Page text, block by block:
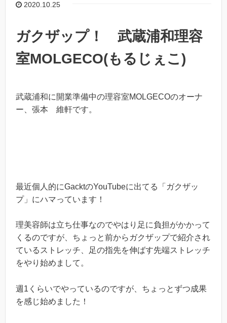
2020.10.25
ガクザップ！ 武蔵浦和理容
室MOLGECO(もるじぇこ)
武蔵浦和に開業準備中の理容室MOLGECOのオーナ
ー、張本 維軒です。
最近個人的にGacktのYouTubeに出てる「ガクザッ
プ」にハマっています！
理美容師は立ち仕事なのでやはり足に負担がかかって
くるのですが、ちょっと前からガクザップで紹介され
ているストレッチ、足の指先を伸ばす先端ストレッチ
をやり始めまして。
週1くらいでやっているのですが、ちょっとずつ成果
を感じ始めました！